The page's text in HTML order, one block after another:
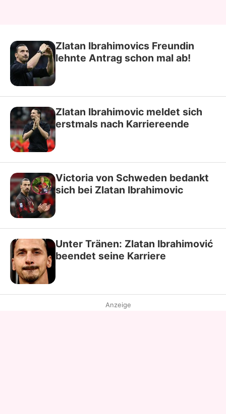
Zlatan Ibrahimovics Freundin
lehnte Antrag schon mal ab!
Zlatan Ibrahimovic meldet sich
erstmals nach Karriereende
Victoria von Schweden bedankt
sich bei Zlatan Ibrahimovic
Unter Tränen: Zlatan Ibrahimović
beendet seine Karriere
Anzeige